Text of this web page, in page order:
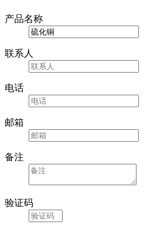
产品名称
联系人
电话
邮箱
备注
验证码